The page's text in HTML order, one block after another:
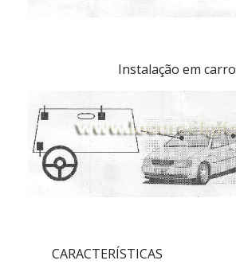
Instalação em carro
CARACTERÍSTICAS